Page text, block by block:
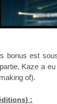
bonus est
Kaze a
of).
: